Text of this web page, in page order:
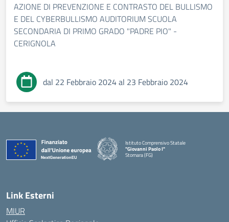
AZIONE DI PREVENZIONE E CONTRASTO DEL BULLISMO
E DEL CYBERBULLISMO AUDITORIUM SCUOLA
SECONDARIA DI PRIMO GRADO "PADRE PIO" -
CERIGNOLA
dal 22 Febbraio 2024 al 23 Febbraio 2024
Istituto Comprensivo Statale
"Giovanni Paolo I"
Stornara (FG)
Link Esterni
MIUR